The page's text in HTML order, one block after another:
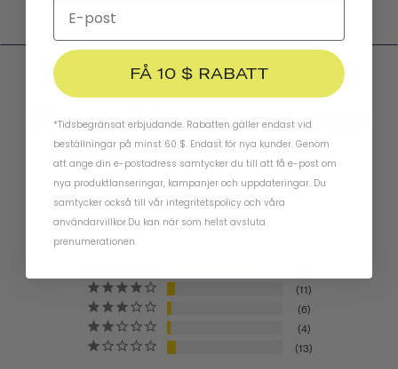
Produktrecensioner
4.4
BASED ON 155 REVIEWS
11
6
4
13
FÅ 10 $ RABATT
*Tidsbegränsat erbjudande. Rabatten gäller endast vid
beställningar på minst 60 $. Endast för nya kunder. Genom
att ange din e-postadress samtycker du till att få e-post om
nya produktlanseringar, kampanjer och uppdateringar. Du
samtycker också till vår integritetspolicy och våra
användarvillkor.Du kan när som helst avsluta
prenumerationen.